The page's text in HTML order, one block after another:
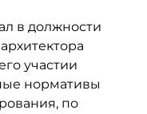
в должности
участии
нормативы
по